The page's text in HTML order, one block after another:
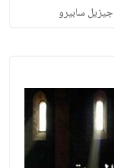
جيزيل سابيرو